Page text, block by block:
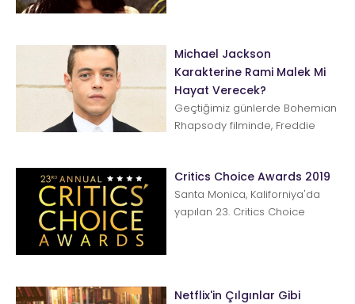
Michael Jackson
Karakterine Rami Malek Mi
Hayat Verecek?
Geçtiğimiz günlerde Bohemian
Rhapsody filminde, Freddie
Critics Choice Awards 2019
Santa Monica, Kaliforniya'da
yapılan 23. Critics Choice
Netflix'in Çılgınlar Gibi